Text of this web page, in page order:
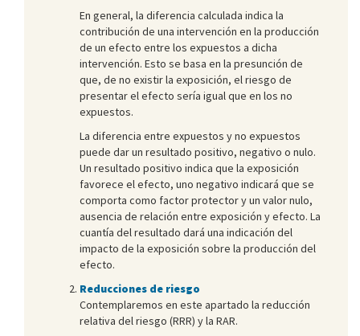
En general, la diferencia calculada indica la
contribución de una intervención en la producción
de un efecto entre los expuestos a dicha
intervención. Esto se basa en la presunción de
que, de no existir la exposición, el riesgo de
presentar el efecto sería igual que en los no
expuestos.
La diferencia entre expuestos y no expuestos
puede dar un resultado positivo, negativo o nulo.
Un resultado positivo indica que la exposición
favorece el efecto, uno negativo indicará que se
comporta como factor protector y un valor nulo,
ausencia de relación entre exposición y efecto. La
cuantía del resultado dará una indicación del
impacto de la exposición sobre la producción del
efecto.
Reducciones de riesgo
Contemplaremos en este apartado la reducción
relativa del riesgo (RRR) y la RAR.